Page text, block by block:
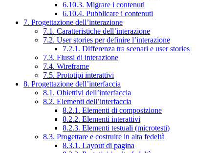
6.10.3. Migrare i contenuti
6.10.4. Pubblicare i contenuti
7. Progettazione dell’interazione
7.1. Caratteristiche dell’interazione
7.2. User stories per definire l’interazione
7.2.1. Differenza tra scenari e user stories
7.3. Flussi di interazione
7.4. Wireframe
7.5. Prototipi interattivi
8. Progettazione dell’interfaccia
8.1. Obiettivi dell’interfaccia
8.2. Elementi dell’interfaccia
8.2.1. Elementi di composizione
8.2.2. Elementi interattivi
8.2.3. Elementi testuali (microtesti)
8.3. Progettare e costruire in alta fedeltà
8.3.1. Layout di pagina